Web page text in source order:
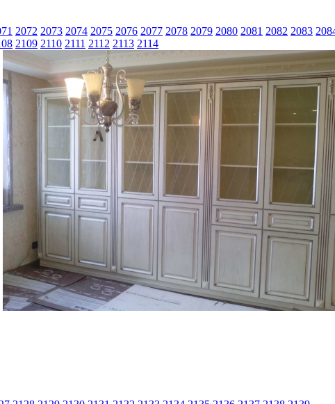
2072 2073 2074 2075 2076 2077 2078 2079 2080 2081 2082 2083
2109 2110 2111 2112 2113 2114